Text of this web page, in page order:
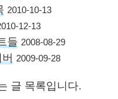
2010-10-13
12-13
들 2008-08-29
2009-09-28
글 목록입니다.